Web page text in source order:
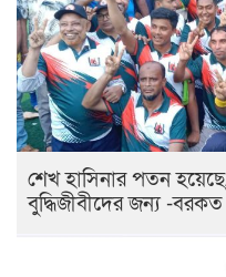
শেখ হাসিনার পতন
বুদ্ধিজীবীদের জন্য -